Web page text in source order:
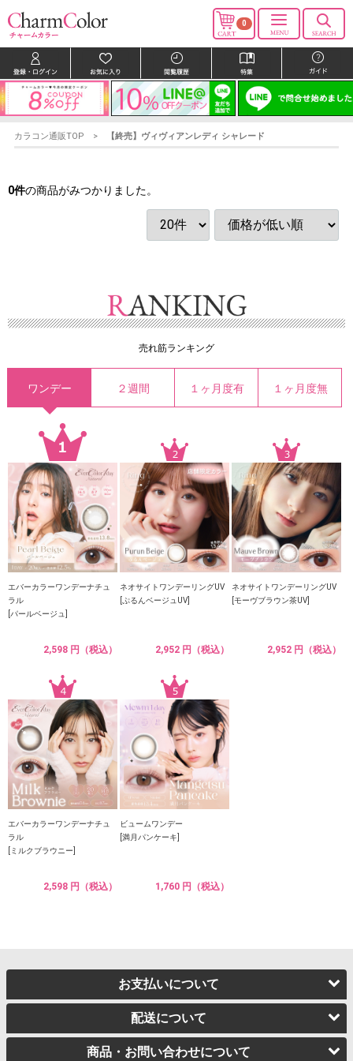
0
カラコン通販TOP 【終売】ヴィヴィアンレディ シャレード
0件の商品がみつかりました。
売れ筋ランキング
ワンデー ２週間 １ヶ月度有 １ヶ月度無
エバーカラーワンデーナチュ
ラル
[パールベージュ]
2,598 円（税込）
ネオサイトワンデーリングUV
[ぷるんベージュUV]
2,952 円（税込）
ネオサイトワンデーリングUV
[モーヴブラウン茶UV]
2,952 円（税込）
エバーカラーワンデーナチュ
ラル
[ミルクブラウニー]
2,598 円（税込）
ビュームワンデー
[満月パンケーキ]
1,760 円（税込）
お支払いについて
配送について
商品・お問い合わせについて